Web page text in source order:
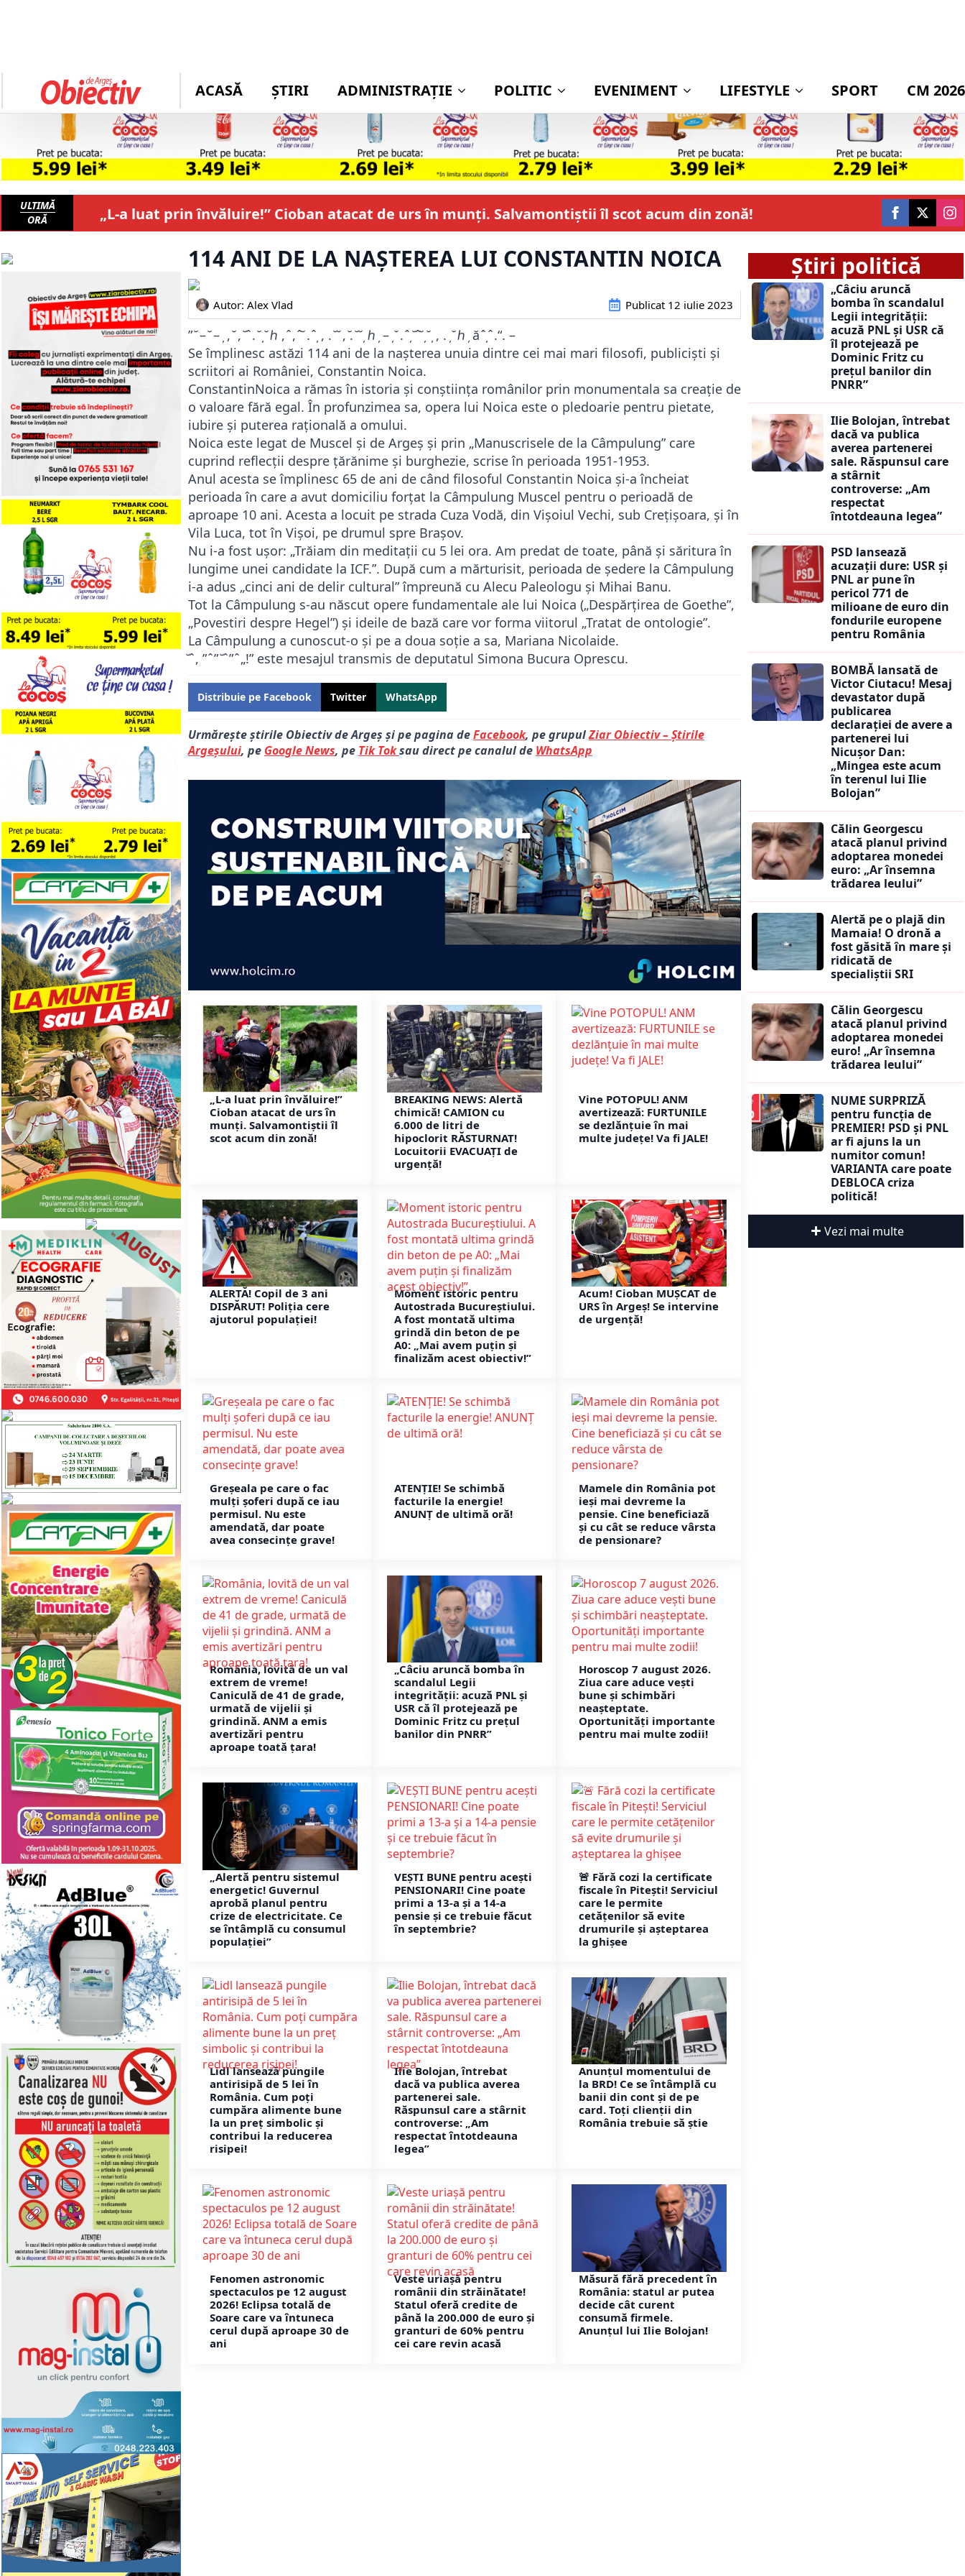
ULTIMĂ
ORĂ
„L-a luat prin învăluire!” Cioban atacat de urs în munți. Salvamontiștii îl scot acum din zonă!
114 ANI DE LA NAȘTEREA LUI CONSTANTIN NOICA
Autor: Alex Vlad Publicat 12 iulie 2023
” ̆ – ̆ – ̦ , ̆ , ̆ ̂ . ̆ ̦ ̆ ℎ , ̂ , ̂ ̆ . ̂ ̦ , . ̆ ̆ , ̆. ̆ ̆ ̦ ℎ ̦ – ̦ ̆ . ̂ ̦ ̆ ̂ ̆ ̦ ̆ ̦ , . ̦ ̆ ℎ ̦ ă ̂ ̦ ̂ .“. –
Se împlinesc astăzi 114 ani de la nașterea unuia dintre cei mai mari filosofi, publiciști și
scriitori ai României, Constantin Noica.
ConstantinNoica a rămas în istoria și conștiința românilor prin monumentala sa creație de
o valoare fără egal. În profunzimea sa, opera lui Noica este o pledoarie pentru pietate,
iubire și puterea rațională a omului.
Noica este legat de Muscel și de Argeș și prin „Manuscrisele de la Câmpulung” care
cuprind reflecții despre țărănime și burghezie, scrise în perioada 1951-1953.
Anul acesta se împlinesc 65 de ani de când filosoful Constantin Noica și-a încheiat
perioada în care a avut domiciliu forțat la Câmpulung Muscel pentru o perioadă de
aproape 10 ani. Acesta a locuit pe strada Cuza Vodă, din Vișoiul Vechi, sub Crețișoara, și în
Vila Luca, tot în Vișoi, pe drumul spre Brașov.
Nu i-a fost ușor: „Trăiam din meditații cu 5 lei ora. Am predat de toate, până și săritura în
lungime unei candidate la ICF.”. După cum a mărturisit, perioada de ședere la Câmpulung
i-a adus „cinci ani de delir cultural” împreună cu Alecu Paleologu și Mihai Banu.
Tot la Câmpulung s-au născut opere fundamentale ale lui Noica („Despărțirea de Goethe”,
„Povestiri despre Hegel”) și ideile de bază care vor forma viitorul „Tratat de ontologie”.
La Câmpulung a cunoscut-o și pe a doua soție a sa, Mariana Nicolaide.
̆ ̂ , ” ̂ ” ̆ ̂ ” ̂ „!” este mesajul transmis de deputatul Simona Bucura Oprescu.
Distribuie pe Facebook Twitter WhatsApp
Urmărește știrile Obiectiv de Argeș și pe pagina deFacebook, pe grupulZiar Obiectiv – Știrile
Argeșului, pe Google News, pe Tik Toksau direct pe canalul de WhatsApp
„L-a luat prin învăluire!”
Cioban atacat de urs în
munți. Salvamontiștii îl
scot acum din zonă!
BREAKING NEWS: Alertă
chimică! CAMION cu
6.000 de litri de
hipoclorit RĂSTURNAT!
Locuitorii EVACUAȚI de
urgență!
Vine POTOPUL! ANM
avertizează: FURTUNILE
se dezlănțuie în mai
multe județe! Va fi JALE!
ALERTĂ! Copil de 3 ani
DISPĂRUT! Poliția cere
ajutorul populației!
Moment istoric pentru
Autostrada Bucureștiului.
A fost montată ultima
grindă din beton de pe
A0: „Mai avem puțin și
finalizăm acest obiectiv!”
Acum! Cioban MUȘCAT de
URS în Argeș! Se intervine
de urgență!
Greșeala pe care o fac
mulți șoferi după ce iau
permisul. Nu este
amendată, dar poate
avea consecințe grave!
ATENȚIE! Se schimbă
facturile la energie!
ANUNȚ de ultimă oră!
Mamele din România pot
ieși mai devreme la
pensie. Cine beneficiază
și cu cât se reduce vârsta
de pensionare?
România, lovită de un val
extrem de vreme!
Caniculă de 41 de grade,
urmată de vijelii și
grindină. ANM a emis
avertizări pentru
aproape toată țara!
„Câciu aruncă bomba în
scandalul Legii
integrității: acuză PNL și
USR că îl protejează pe
Dominic Fritz cu prețul
banilor din PNRR”
Horoscop 7 august 2026.
Ziua care aduce vești
bune și schimbări
neașteptate.
Oportunități importante
pentru mai multe zodii!
„Alertă pentru sistemul
energetic! Guvernul
aprobă planul pentru
crize de electricitate. Ce
se întâmplă cu consumul
populației”
VEȘTI BUNE pentru acești
PENSIONARI! Cine poate
primi a 13-a și a 14-a
pensie și ce trebuie făcut
în septembrie?
🚨 Fără cozi la certificate
fiscale în Pitești! Serviciul
care le permite
cetățenilor să evite
drumurile și așteptarea
la ghișee
Lidl lansează pungile
antirisipă de 5 lei în
România. Cum poți
cumpăra alimente bune
la un preț simbolic și
contribui la reducerea
risipei!
Ilie Bolojan, întrebat
dacă va publica averea
partenerei sale.
Răspunsul care a stârnit
controverse: „Am
respectat întotdeauna
legea”
Anunțul momentului de
la BRD! Ce se întâmplă cu
banii din cont și de pe
card. Toți clienții din
România trebuie să știe
Fenomen astronomic
spectaculos pe 12 august
2026! Eclipsa totală de
Soare care va întuneca
cerul după aproape 30 de
ani
Veste uriașă pentru
românii din străinătate!
Statul oferă credite de
până la 200.000 de euro și
granturi de 60% pentru
cei care revin acasă
Măsură fără precedent în
România: statul ar putea
decide cât curent
consumă firmele.
Anunțul lui Ilie Bolojan!
Știri politică
„Câciu aruncă
bomba în scandalul
Legii integrității:
acuză PNL și USR că
îl protejează pe
Dominic Fritz cu
prețul banilor din
PNRR”
Ilie Bolojan, întrebat
dacă va publica
averea partenerei
sale. Răspunsul care
a stârnit
controverse: „Am
respectat
întotdeauna legea”
PSD lansează
acuzații dure: USR și
PNL ar pune în
pericol 771 de
milioane de euro din
fondurile europene
pentru România
BOMBĂ lansată de
Victor Ciutacu! Mesaj
devastator după
publicarea
declarației de avere a
partenerei lui
Nicușor Dan:
„Mingea este acum
în terenul lui Ilie
Bolojan”
Călin Georgescu
atacă planul privind
adoptarea monedei
euro: „Ar însemna
trădarea leului”
Alertă pe o plajă din
Mamaia! O dronă a
fost găsită în mare și
ridicată de
specialiștii SRI
Călin Georgescu
atacă planul privind
adoptarea monedei
euro! „Ar însemna
trădarea leului”
NUME SURPRIZĂ
pentru funcția de
PREMIER! PSD și PNL
ar fi ajuns la un
numitor comun!
VARIANTA care poate
DEBLOCA criza
politică!
Vezi mai multe